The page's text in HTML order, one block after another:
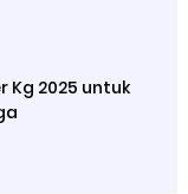
Kg 2025 untuk